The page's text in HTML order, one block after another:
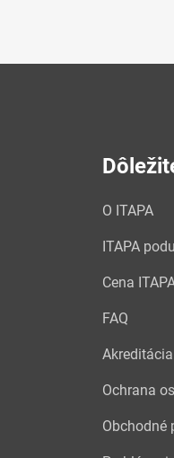
O ITAPA
ITAPA
Cena
FAQ
Ochrana
Obchodné